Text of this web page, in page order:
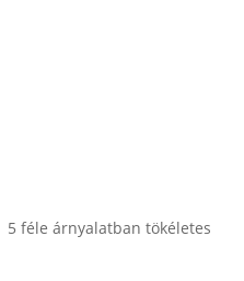
5 féle árnyalatban tökéletes